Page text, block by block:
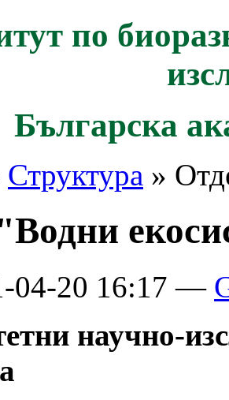
по
Българска
Структура »
04-20 16:17 —
научно-